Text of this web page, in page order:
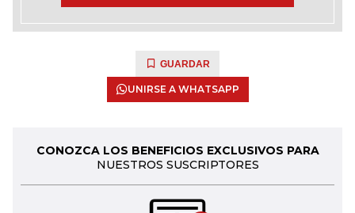
GUARDAR
UNIRSE A WHATSAPP
CONOZCA LOS BENEFICIOS EXCLUSIVOS PARA
NUESTROS SUSCRIPTORES